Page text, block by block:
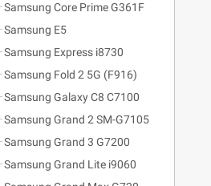
Samsung Core Prime G361F
Samsung E5
Samsung Express i8730
Samsung Fold 2 5G (F916)
Samsung Galaxy C8 C7100
Samsung Grand 2 SM-G7105
Samsung Grand 3 G7200
Samsung Grand Lite i9060